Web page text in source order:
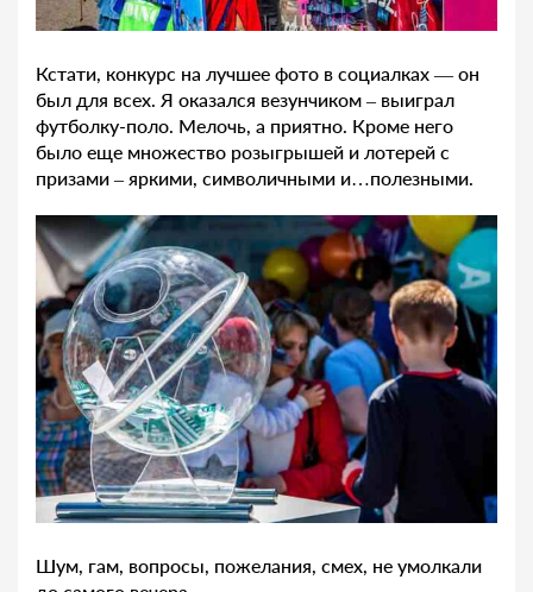
Кстати, конкурс на лучшее фото в социалках — он
был для всех. Я оказался везунчиком – выиграл
футболку-поло. Мелочь, а приятно. Кроме него
было еще множество розыгрышей и лотерей с
призами – яркими, символичными и…полезными.
Шум, гам, вопросы, пожелания, смех, не умолкали